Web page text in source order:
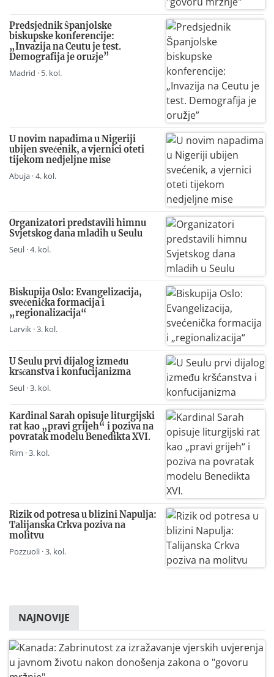
Predsjednik Španjolske
biskupske konferencije:
„Invazija na Ceutu je test.
Demografija je oružje”
Madrid · 5. kol.
U novim napadima u Nigeriji
ubijen svećenik, a vjernici oteti
tijekom nedjeljne mise
Abuja · 4. kol.
Organizatori predstavili himnu
Svjetskog dana mladih u Seulu
Seul · 4. kol.
Biskupija Oslo: Evangelizacija,
svećenička formacija i
„regionalizacija“
Larvik · 3. kol.
U Seulu prvi dijalog između
kršćanstva i konfucijanizma
Seul · 3. kol.
Kardinal Sarah opisuje liturgijski
rat kao „pravi grijeh“ i poziva na
povratak modelu Benedikta XVI.
Rim · 3. kol.
Rizik od potresa u blizini Napulja:
Talijanska Crkva poziva na
molitvu
Pozzuoli · 3. kol.
NAJNOVIJE